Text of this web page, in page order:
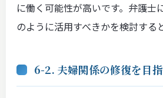
に働く可能性が高いです。弁護士
のように活用すべきかを検討する
6-2. 夫婦関係の修復を目